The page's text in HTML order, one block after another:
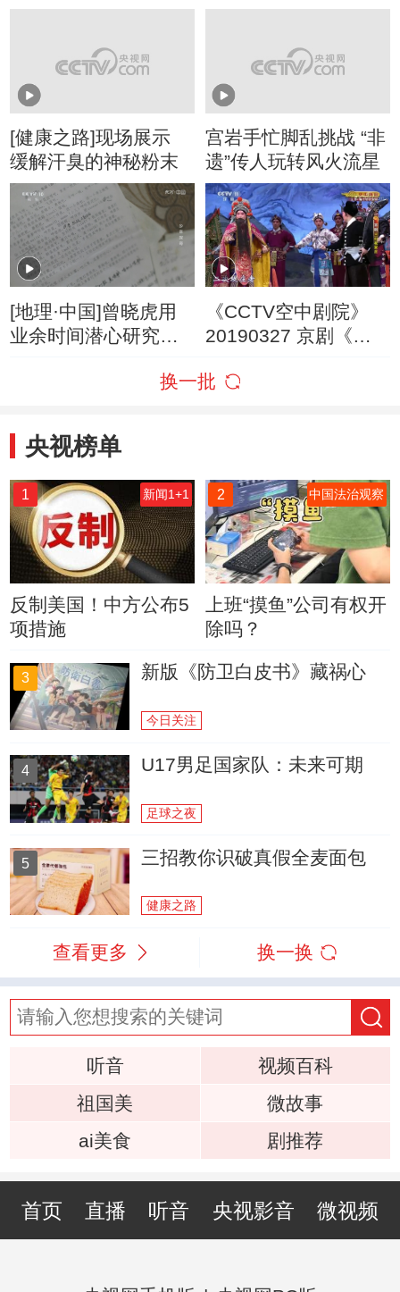
密码：长征前的苏维
[健康之路]现场展示
缓解汗臭的神秘粉末
宫岩手忙脚乱挑战 “非
遗”传人玩转风火流星
[地理·中国]曾晓虎用
业余时间潜心研究临
《CCTV空中剧院》
20190327 京剧《三
换一批
央视榜单
1 新闻1+1
反制美国！中方公布5
项措施
2 中国法治观察
上班“摸鱼”公司有权开
除吗？
3 新版《防卫白皮书》藏祸心
今日关注
4 U17男足国家队：未来可期
足球之夜
5 三招教你识破真假全麦面包
健康之路
查看更多 换一换
听音
视频百科
祖国美
微故事
ai美食
剧推荐
首页 直播 听音 央视影音 微视频